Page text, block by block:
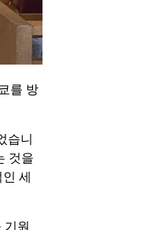
를 방
습니
것을
세
기원